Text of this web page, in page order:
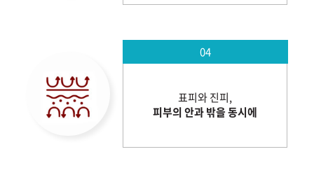
04
표피와 진피,
피부의 안과 밖을 동시에